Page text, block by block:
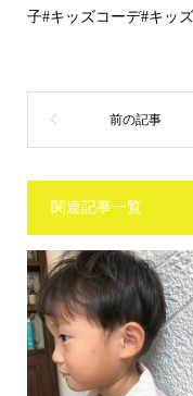
子#キッズコーデ#キッ
関連記事一覧